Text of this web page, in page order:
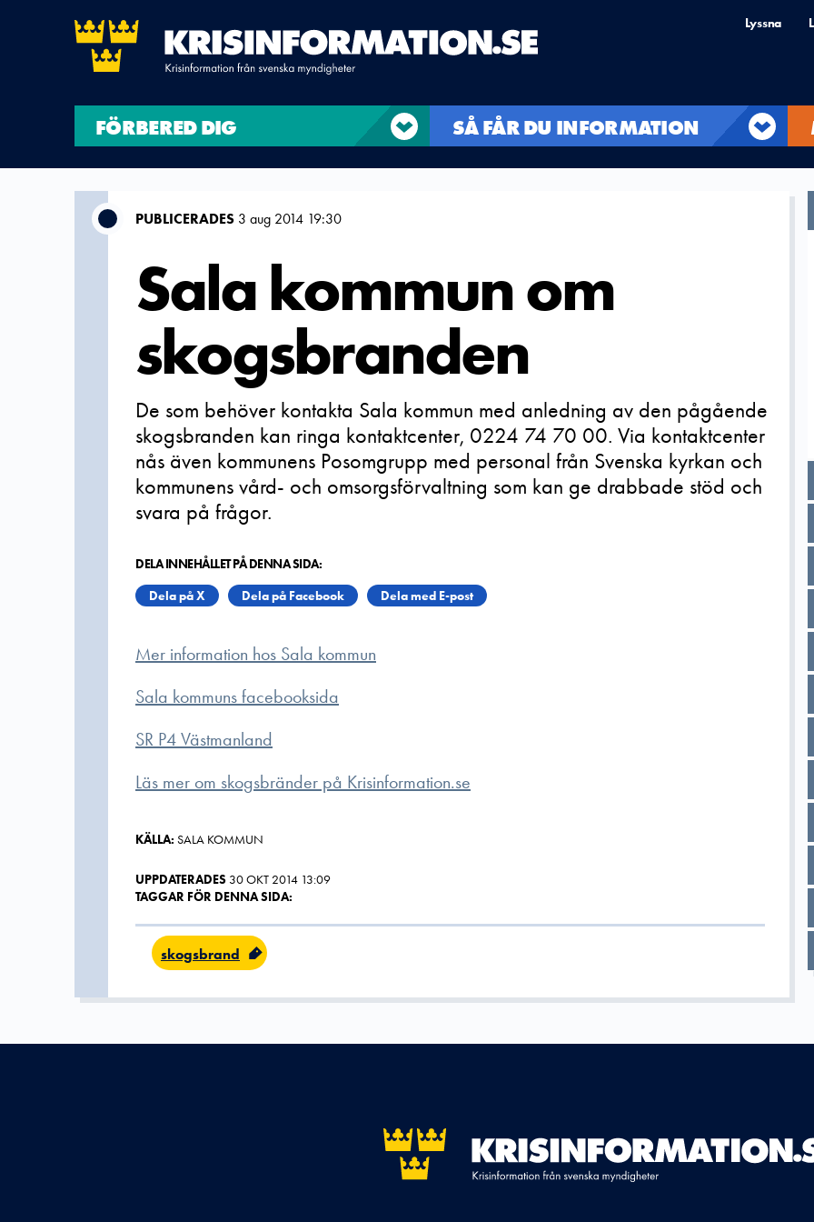
Lyssna
FÖRBERED DIG SÅ FÅR DU INFORMATION
PUBLICERADES 3 aug 2014 19:30
Sala kommun om
skogsbranden
De som behöver kontakta Sala kommun med anledning av den pågående
skogsbranden kan ringa kontaktcenter, 0224 74 70 00. Via kontaktcenter
nås även kommunens Posomgrupp med personal från Svenska kyrkan och
kommunens vård- och omsorgsförvaltning som kan ge drabbade stöd och
svara på frågor.
DELA INNEHÅLLET PÅ DENNA SIDA:
Dela på X
Dela på Facebook Dela med E-post
Mer information hos Sala kommun
Sala kommuns facebooksida
SR P4 Västmanland
Läs mer om skogsbränder på Krisinformation.se
KÄLLA: SALA KOMMUN
UPPDATERADES 30 OKT 2014 13:09
TAGGAR FÖR DENNA SIDA:
skogsbrand